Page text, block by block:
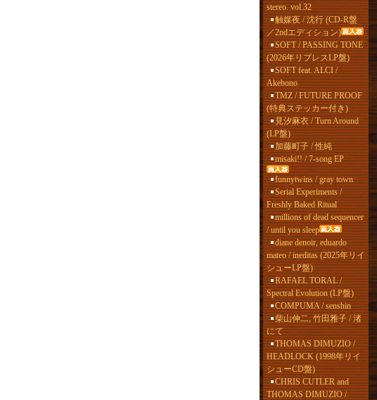
stereo. vol.32
触媒夜 / 沈行 (CD-R盤
／2ndエディション)
SOFT / PASSING TONE
(2026年リプレスLP盤)
SOFT feat. ALCI /
Akebono
TMZ / FUTURE PROOF
(特典ステッカー付き)
見汐麻衣 / Turn Around
(LP盤)
加藤町子 / 性純
misaki!! / 7-song EP
funnytwins / gray town
Serial Experiments /
Freshly Baked Ritual
millions of dead sequencer
/ until you sleep
diane denoir, eduardo
mateo / ineditas (2025年リイ
シューLP盤)
RAFAEL TORAL /
Spectral Evolution (LP盤)
COMPUMA / senshin
柴山伸二, 竹田雅子 / 渚
にて
THOMAS DIMUZIO /
HEADLOCK (1998年リイ
シューCD盤)
CHRIS CUTLER and
THOMAS DIMUZIO /